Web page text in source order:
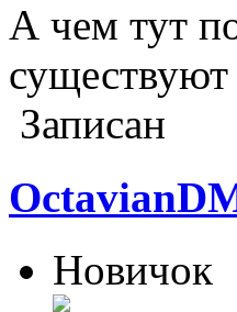
А чем тут
Записан
Новичок